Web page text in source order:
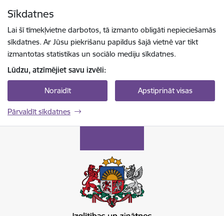
Sīkdatnes
Lai šī tīmekļvietne darbotos, tā izmanto obligāti nepieciešamās
sīkdatnes. Ar Jūsu piekrišanu papildus šajā vietnē var tikt
izmantotas statistikas un sociālo mediju sīkdatnes.
Lūdzu, atzīmējiet savu izvēli:
Noraidīt Apstiprināt visas
Pārvaldīt sīkdatnes